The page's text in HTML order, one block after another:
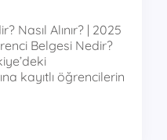
Nasıl Alınır? | 2025
Belgesi Nedir?
kayıtlı öğrencilerin